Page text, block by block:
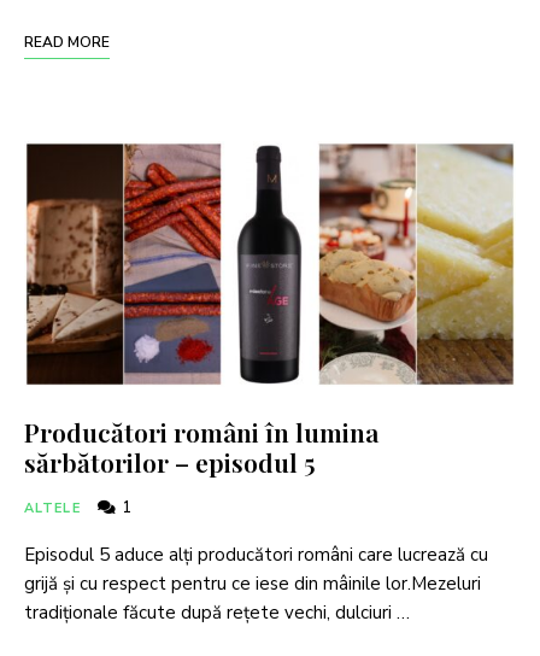
READ MORE
Producători români în lumina
sărbătorilor – episodul 5
ALTELE 1
Episodul 5 aduce alți producători români care lucrează cu
grijă și cu respect pentru ce iese din mâinile lor.Mezeluri
tradiționale făcute după rețete vechi, dulciuri …